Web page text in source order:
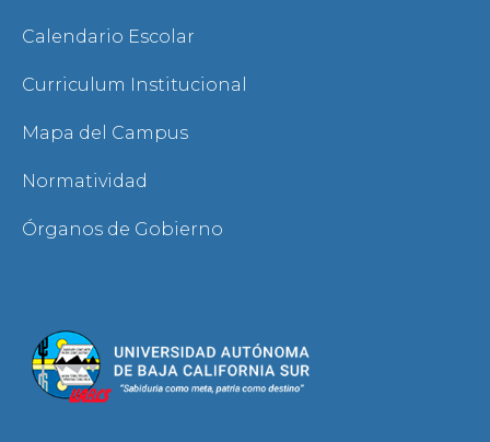
Calendario Escolar
Curriculum Institucional
Mapa del Campus
Normatividad
Órganos de Gobierno